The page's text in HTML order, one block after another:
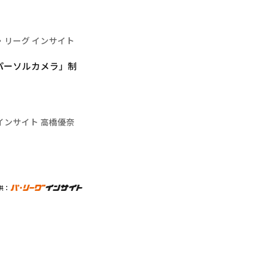
リーグ インサイト
ソルカメラ」制
ンサイト 高橋優奈
：